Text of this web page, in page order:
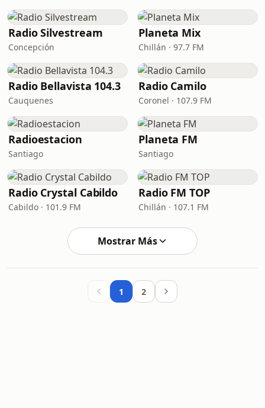
Radio Silvestream
Concepción
Planeta Mix
Chillán · 97.7 FM
Radio Bellavista 104.3
Cauquenes
Radio Camilo
Coronel · 107.9 FM
Radioestacion
Santiago
Planeta FM
Santiago
Radio Crystal Cabildo
Cabildo · 101.9 FM
Radio FM TOP
Chillán · 107.1 FM
Mostrar Más
1 2